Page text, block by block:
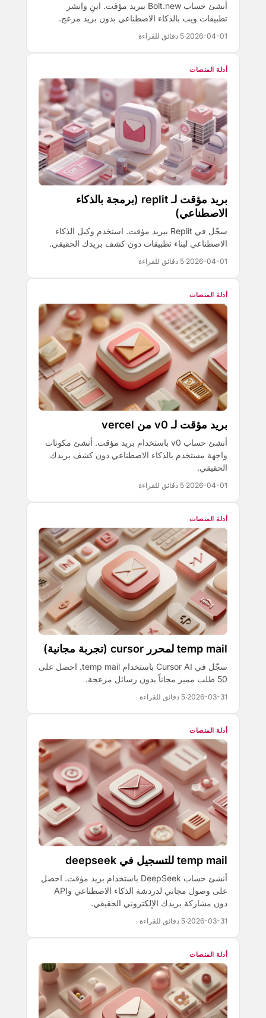
أنشئ حساب Bolt.new ببريد مؤقت. ابنِ وانشر
تطبيقات ويب بالذكاء الاصطناعي بدون بريد مزعج.
2026-04-01
·5 دقائق للقراءة
أدلة المنصات
بريد مؤقت لـ replit (برمجة بالذكاء
الاصطناعي)
سجّل في Replit ببريد مؤقت. استخدم وكيل الذكاء
الاصطناعي لبناء تطبيقات دون كشف بريدك الحقيقي.
2026-04-01
·5 دقائق للقراءة
أدلة المنصات
بريد مؤقت لـ v0 من vercel
أنشئ حساب v0 باستخدام بريد مؤقت. أنشئ مكونات
واجهة مستخدم بالذكاء الاصطناعي دون كشف بريدك
الحقيقي.
2026-04-01
·5 دقائق للقراءة
أدلة المنصات
temp mail لمحرر cursor (تجربة مجانية)
سجّل في Cursor AI باستخدام temp mail. احصل على
50 طلب مميز مجاناً بدون رسائل مزعجة.
2026-03-31
·5 دقائق للقراءة
أدلة المنصات
temp mail للتسجيل في deepseek
أنشئ حساب DeepSeek باستخدام بريد مؤقت. احصل
على وصول مجاني لدردشة الذكاء الاصطناعي وAPI
دون مشاركة بريدك الإلكتروني الحقيقي.
2026-03-31
·5 دقائق للقراءة
أدلة المنصات